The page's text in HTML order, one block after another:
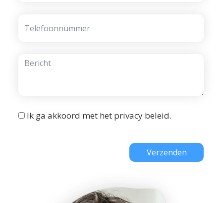
Ik ga akkoord met het privacy beleid.